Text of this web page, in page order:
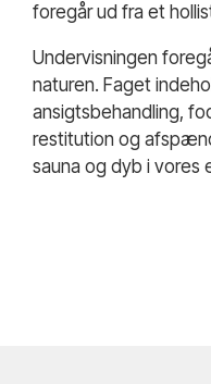
foregår ud fra et
Undervisningen
naturen. Faget
ansigtsbehandling,
restitution og
sauna og dyb i vores